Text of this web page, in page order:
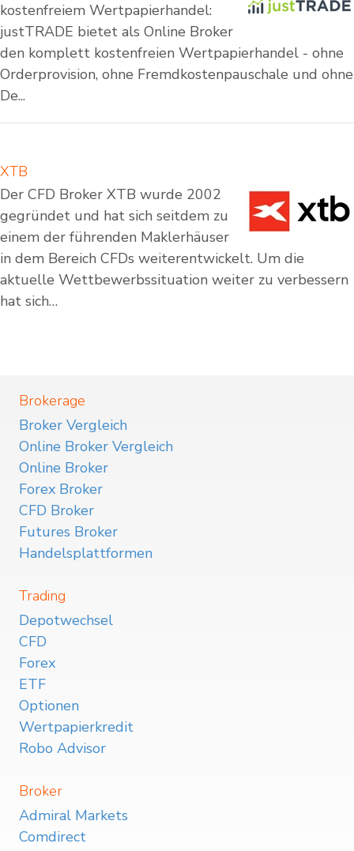
kostenfreiem Wertpapierhandel:
justTRADE bietet als Online Broker
den komplett kostenfreien Wertpapierhandel - ohne
Orderprovision, ohne Fremdkostenpauschale und ohne
De...
XTB
Der CFD Broker XTB wurde 2002
gegründet und hat sich seitdem zu
einem der führenden Maklerhäuser
in dem Bereich CFDs weiterentwickelt. Um die
aktuelle Wettbewerbssituation weiter zu verbessern
hat sich…
Brokerage
Broker Vergleich
Online Broker Vergleich
Online Broker
Forex Broker
CFD Broker
Futures Broker
Handelsplattformen
Trading
Depotwechsel
CFD
Forex
ETF
Optionen
Wertpapierkredit
Robo Advisor
Broker
Admiral Markets
Comdirect